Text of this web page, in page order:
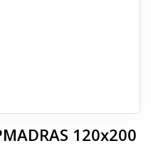
120x200